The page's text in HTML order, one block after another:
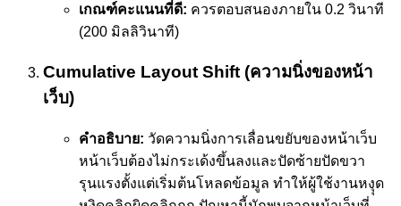
เกณฑ์คะแนนที่ดี: ควรตอบสนองภายใน 0.2 วินาที
(200 มิลลิวินาที)
Cumulative Layout Shift (ความนิ่งของหน้า
เว็บ)
คำอธิบาย: วัดความนิ่งการเลื่อนขยับของหน้าเว็บ
หน้าเว็บต้องไม่กระเด้งขึ้นลงและปัดซ้ายปัดขวา
รุนแรงตั้งแต่เริ่มต้นโหลดข้อมูล ทำให้ผู้ใช้งานหงุุด